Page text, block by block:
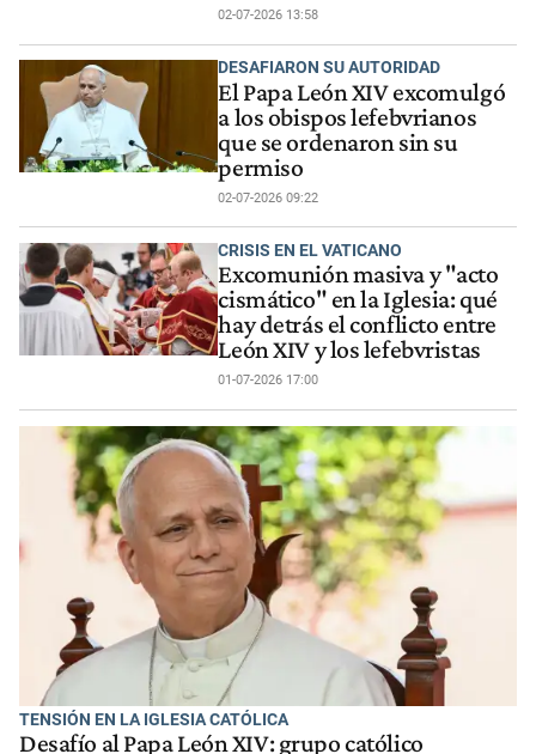
02-07-2026 13:58
DESAFIARON SU AUTORIDAD
El Papa León XIV excomulgó
a los obispos lefebvrianos
que se ordenaron sin su
permiso
02-07-2026 09:22
CRISIS EN EL VATICANO
Excomunión masiva y "acto
cismático" en la Iglesia: qué
hay detrás el conflicto entre
León XIV y los lefebvristas
01-07-2026 17:00
TENSIÓN EN LA IGLESIA CATÓLICA
Desafío al Papa León XIV: grupo católico